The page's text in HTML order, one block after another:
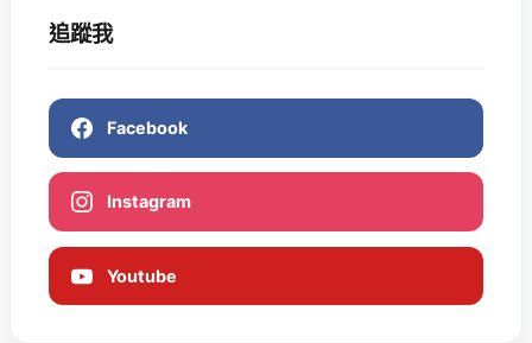
追蹤我
Facebook
Instagram
Youtube